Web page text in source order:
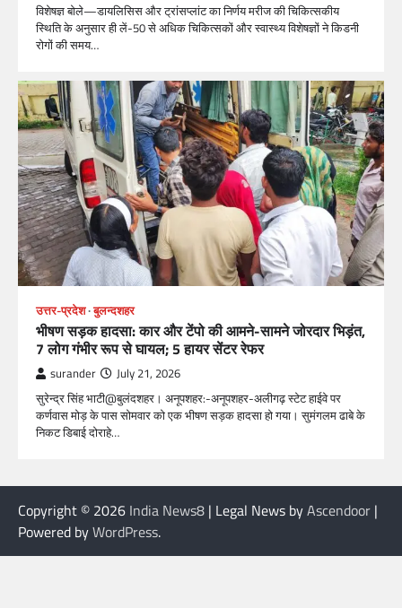
विशेषज्ञ बोले—डायलिसिस और ट्रांसप्लांट का निर्णय मरीज की चिकित्सकीय
स्थिति के अनुसार ही लें-50 से अधिक चिकित्सकों और स्वास्थ्य विशेषज्ञों ने किडनी
रोगों की समय…
उत्तर-प्रदेश बुलन्दशहर
भीषण सड़क हादसा: कार और टेंपो की आमने-सामने जोरदार भिड़ंत,
7 लोग गंभीर रूप से घायल; 5 हायर सेंटर रेफर​
surander July 21, 2026
सुरेन्द्र सिंह भाटी@बुलंदशहर। अनूपशहर:-अनूपशहर-अलीगढ़ स्टेट हाईवे पर
कर्णवास मोड़ के पास सोमवार को एक भीषण सड़क हादसा हो गया। सुमंगलम ढाबे के
निकट डिबाई दोराहे…
Copyright © 2026 India News8 | Legal News byAscendoor |
Powered byWordPress.